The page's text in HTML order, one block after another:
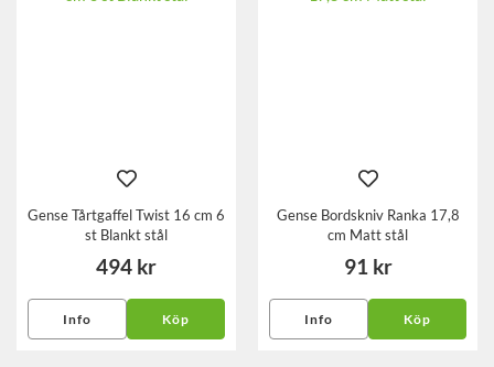
Gense Tårtgaffel Twist 16 cm 6
st Blankt stål
494 kr
Info Köp
Gense Bordskniv Ranka 17,8
cm Matt stål
91 kr
Info Köp